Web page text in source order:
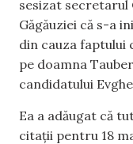
sesizat secretarul
Găgăuziei că s-a
din cauza faptului
pe doamna
candidatului
Ea a adăugat că
citații pentru 18